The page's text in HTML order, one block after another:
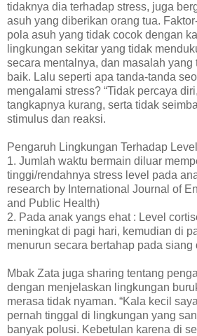
tidaknya dia terhadap stress, juga
asuh yang diberikan orang tua.
pola asuh yang tidak cocok dengan
lingkungan sekitar yang tidak
secara mentalnya, dan masalah yang
baik. Lalu seperti apa tanda-tanda
mengalami stress? “Tidak percaya
tangkapnya kurang, serta tidak
stimulus dan reaksi.
Pengaruh Lingkungan Terhadap
1. Jumlah waktu bermain diluar
tinggi/rendahnya stress level pada
research by International Journal of
and Public Health)
2. Pada anak yangs ehat : Level
meningkat di pagi hari, kemudian di
menurun secara bertahap pada siang
Mbak Zata juga sharing tentang
dengan menjelaskan lingkungan
merasa tidak nyaman. “Kala kecil
pernah tinggal di lingkungan yang
banyak polusi. Kebetulan karena di